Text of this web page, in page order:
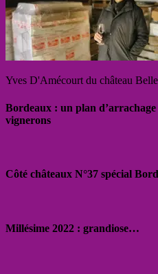
Yves D'Amécourt du château
Bordeaux : un plan d’arrachage
vignerons
Côté châteaux N°37 spécial
Millésime 2022 : grandiose…